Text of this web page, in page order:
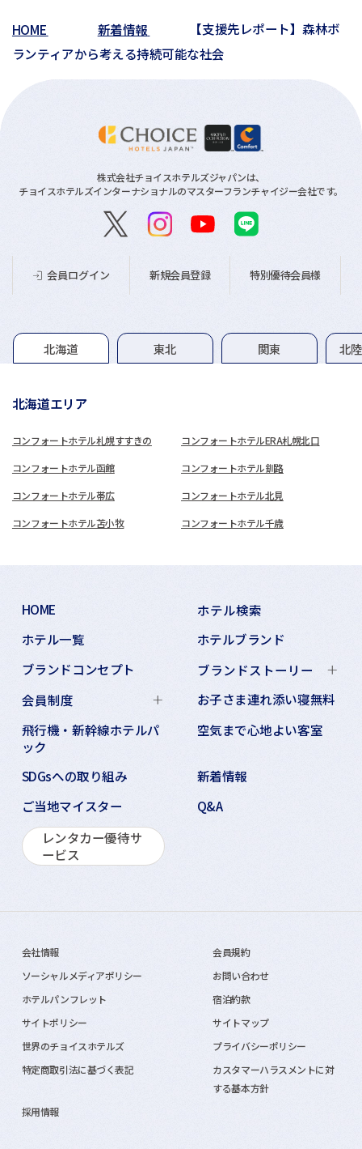
01月(2)
01月(3)
HOME 新着情報
【支援先レポート】森林ボ
ランティアから考える持続可能な社会
株式会社チョイスホテルズジャパンは、
チョイスホテルズインターナショナルのマスターフランチャイジー会社です。
会員ログイン 新規会員登録 特別優待会員様
グループホテル一覧
北海道 東北 関東 北
北海道エリア
コンフォートホテル札幌すすきの コンフォートホテルERA札幌北口
コンフォートホテル函館 コンフォートホテル釧路
コンフォートホテル帯広 コンフォートホテル北見
コンフォートホテル苫小牧 コンフォートホテル千歳
HOME
ホテル検索
ホテル一覧
ホテルブランド
ブランドコンセプト
ブランドストーリー
会員制度
お子さま連れ添い寝無料
飛行機・新幹線ホテルパ
ック
空気まで心地よい客室
SDGsへの取り組み
新着情報
ご当地マイスター
Q&A
レンタカー優待サ
ービス
会社情報
会員規約
ソーシャルメディアポリシー
お問い合わせ
ホテルパンフレット
宿泊約款
サイトポリシー
サイトマップ
世界のチョイスホテルズ
プライバシーポリシー
特定商取引法に基づく表記
カスタマーハラスメントに対
する基本方針
採用情報